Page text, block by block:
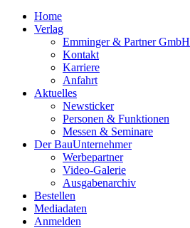
Home
Verlag
Emminger & Partner GmbH
Kontakt
Karriere
Anfahrt
Aktuelles
Newsticker
Personen & Funktionen
Messen & Seminare
Der BauUnternehmer
Werbepartner
Video-Galerie
Ausgabenarchiv
Bestellen
Mediadaten
Anmelden